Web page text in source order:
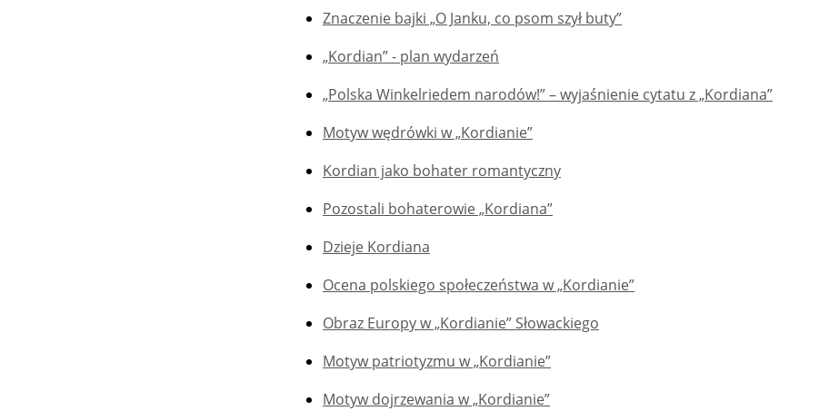
Znaczenie bajki „O Janku, co psom szył buty”
„Kordian” - plan wydarzeń
„Polska Winkelriedem narodów!” – wyjaśnienie cytatu z „Kordiana”
Motyw wędrówki w „Kordianie”
Kordian jako bohater romantyczny
Pozostali bohaterowie „Kordiana”
Dzieje Kordiana
Ocena polskiego społeczeństwa w „Kordianie”
Obraz Europy w „Kordianie” Słowackiego
Motyw patriotyzmu w „Kordianie”
Motyw dojrzewania w „Kordianie”